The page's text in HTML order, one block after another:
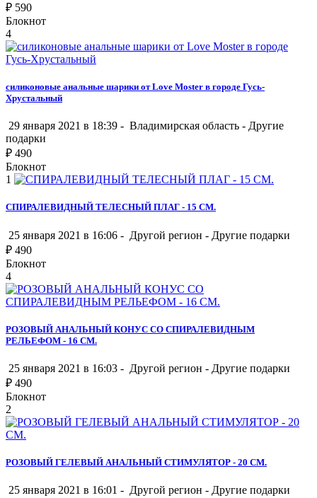
₽ 590
Блокнот
4
силиконовые анальные шарики от Love Moster в городе Гусь-
Хрустальный
29 января 2021 в 18:39 - Владимирская область - Другие
подарки
₽ 490
Блокнот
1
СПИРАЛЕВИДНЫЙ ТЕЛЕСНЫЙ ПЛАГ - 15 СМ.
25 января 2021 в 16:06 - Другой регион - Другие подарки
₽ 490
Блокнот
4
РОЗОВЫЙ АНАЛЬНЫЙ КОНУС СО СПИРАЛЕВИДНЫМ
РЕЛЬЕФОМ - 16 СМ.
25 января 2021 в 16:03 - Другой регион - Другие подарки
₽ 490
Блокнот
2
РОЗОВЫЙ ГЕЛЕВЫЙ АНАЛЬНЫЙ СТИМУЛЯТОР - 20 СМ.
25 января 2021 в 16:01 - Другой регион - Другие подарки